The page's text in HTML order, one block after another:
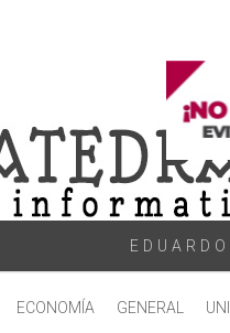
ECONOMÍA GENERAL